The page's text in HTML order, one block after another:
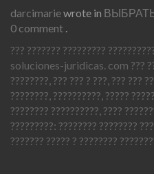
darcimariewrote in
0 comment .
??? ??????? ?????????
soluciones-juridicas. com ???
????????, ??? ??? ? ???, ??? ???
????????, ??????????, ?????
???????? ??????????, ????
?????????: ???????? ????????
??????? ????? ? ????????